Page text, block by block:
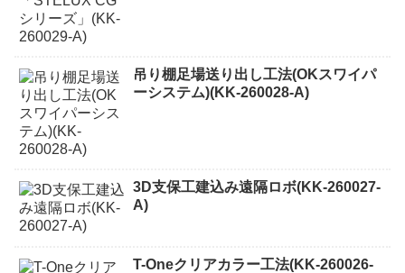
吊り棚足場送り出し工法(OKスワイパ
ーシステム)(KK-260028-A)
3D支保工建込み遠隔ロボ(KK-260027-
A)
T-Oneクリアカラー工法(KK-260026-